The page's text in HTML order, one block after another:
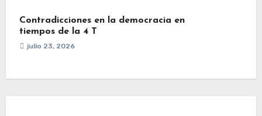
Contradicciones en la democracia en
tiempos de la 4 T
julio 23, 2026